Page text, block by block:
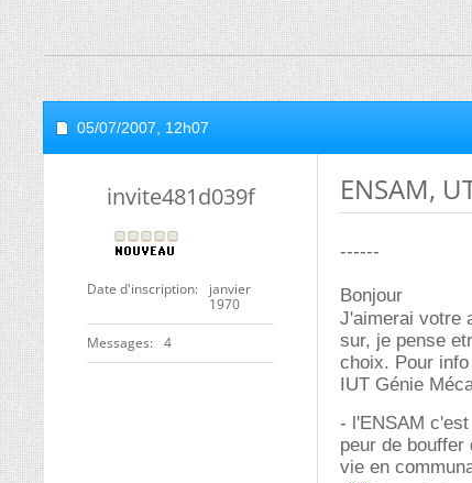
05/07/2007, 12h07
invite481d039f
Date d'inscription
janvier
1970
Messages 4
ENSAM,
------
Bonjour
J'aimerai votre
sur, je pense
choix. Pour
IUT Génie
- l'ENSAM
peur de
vie en